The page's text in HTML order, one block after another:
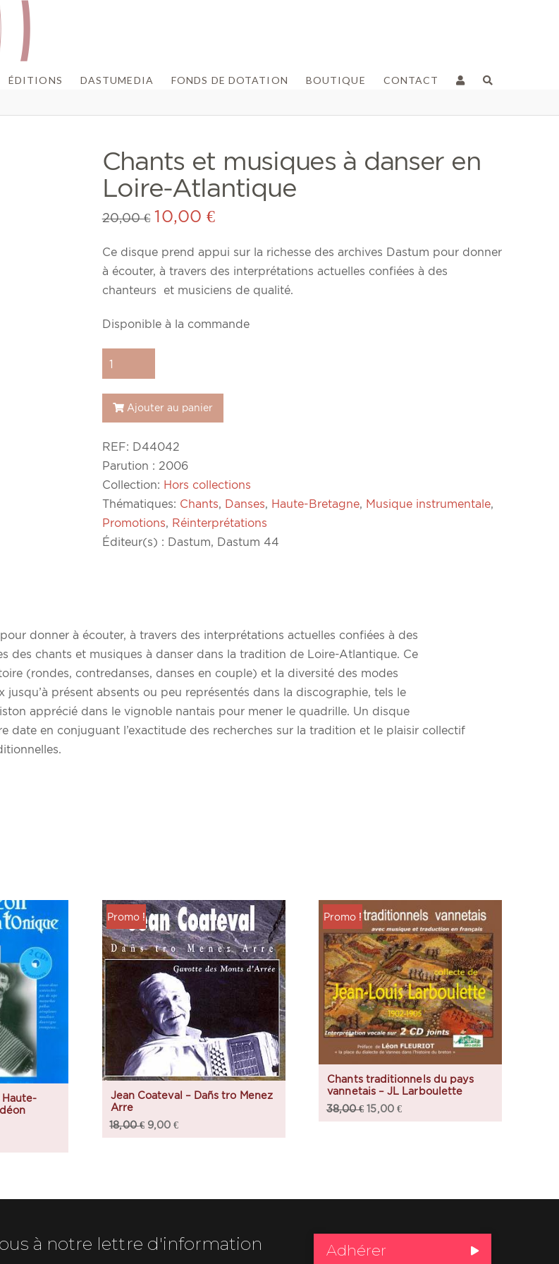
ÉDITIONS DASTUMEDIA FONDS DE DOTATION BOUTIQUE CONTACT
Chants et musiques à danser en
Loire-Atlantique
20,00€ 10,00€
Ce disque prend appui sur la richesse des archives Dastum pour donner
à écouter, à travers des interprétations actuelles confiées à des
chanteurs et musiciens de qualité.
Disponible à la commande
quantité
de
Chants
à
danser
en
Loire-
Atlantique
Ajouter au panier
REF: D44042
Parution : 2006
Collection: Hors collections
Thématiques: Chants, Danses, Haute-Bretagne, Musique instrumentale,
Promotions, Réinterprétations
Éditeur(s) : Dastum, Dastum 44
donner à écouter, à travers des interprétations actuelles confiées à des
des chants et musiques à danser dans la tradition de Loire-Atlantique. Ce
(rondes, contredanses, danses en couple) et la diversité des modes
présent absents ou peu représentés dans la discographie, tels le
apprécié dans le vignoble nantais pour mener le quadrille. Un disque
date en conjuguant l’exactitude des recherches sur la tradition et le plaisir collectif
Haute-
Promo !
Jean Coateval – Dañs tro Menez
Arre
18,00€ 9,00€
Promo !
Chants traditionnels du pays
vannetais – JL Larboulette
38,00€ 15,00 €
à notre lettre d'information Adhérer